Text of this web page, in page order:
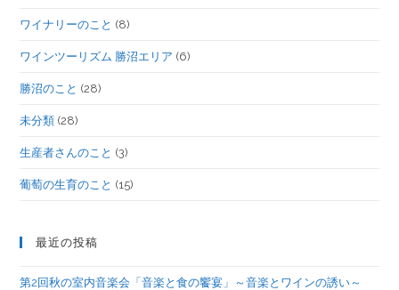
ワイナリーのこと (8)
ワインツーリズム 勝沼エリア (6)
勝沼のこと (28)
未分類 (28)
生産者さんのこと (3)
葡萄の生育のこと (15)
最近の投稿
第2回秋の室内音楽会「音楽と食の饗宴」～音楽とワインの誘い～